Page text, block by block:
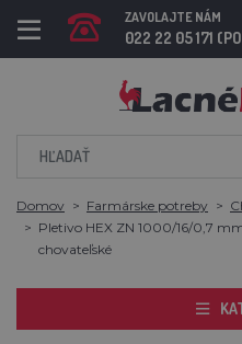
ZAVOLAJTE NÁM
022 22 05 171
Domov Farmárske potreby
Pletivo HEX ZN 1000/16/0,7
chovateľské